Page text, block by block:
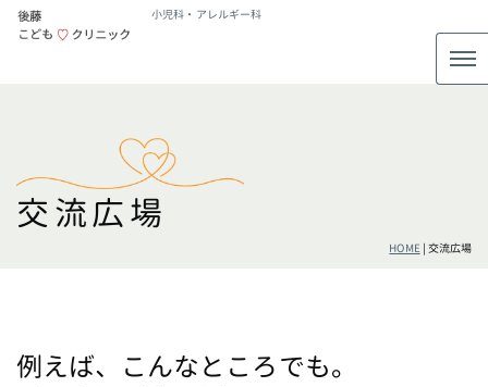
小児科・アレルギー科
交流広場
HOME| 交流広場
例えば、こんなところでも。